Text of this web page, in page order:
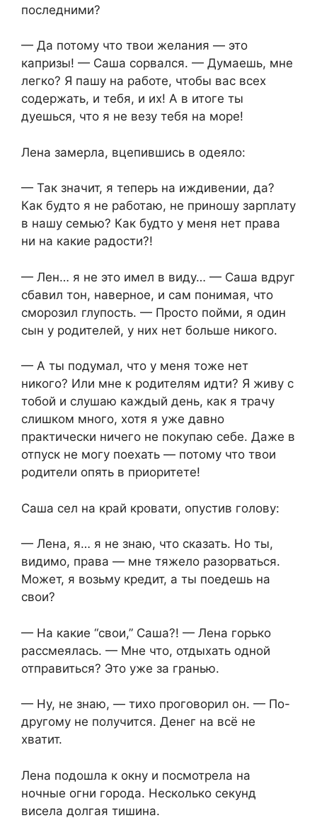
последними?
— Да потому что твои желания — это
капризы! — Саша сорвался. — Думаешь, мне
легко? Я пашу на работе, чтобы вас всех
содержать, и тебя, и их! А в итоге ты
дуешься, что я не везу тебя на море!
Лена замерла, вцепившись в одеяло:
— Так значит, я теперь на иждивении, да?
Как будто я не работаю, не приношу зарплату
в нашу семью? Как будто у меня нет права
ни на какие радости?!
— Лен… я не это имел в виду… — Саша вдруг
сбавил тон, наверное, и сам понимая, что
сморозил глупость. — Просто пойми, я один
сын у родителей, у них нет больше никого.
— А ты подумал, что у меня тоже нет
никого? Или мне к родителям идти? Я живу с
тобой и слушаю каждый день, как я трачу
слишком много, хотя я уже давно
практически ничего не покупаю себе. Даже в
отпуск не могу поехать — потому что твои
родители опять в приоритете!
Саша сел на край кровати, опустив голову:
— Лена, я… я не знаю, что сказать. Но ты,
видимо, права — мне тяжело разорваться.
Может, я возьму кредит, а ты поедешь на
свои?
— На какие “свои,” Саша?! — Лена горько
рассмеялась. — Мне что, отдыхать одной
отправиться? Это уже за гранью.
— Ну, не знаю, — тихо проговорил он. — По-
другому не получится. Денег на всё не
хватит.
Лена подошла к окну и посмотрела на
ночные огни города. Несколько секунд
висела долгая тишина.